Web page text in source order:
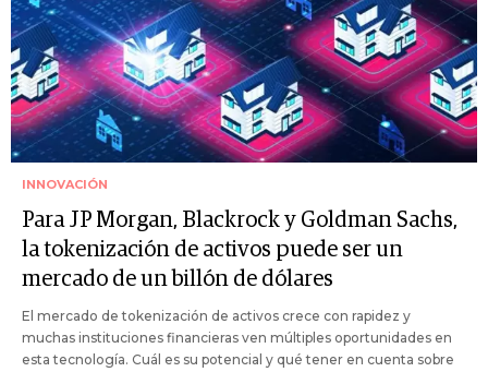
INNOVACIÓN
Para JP Morgan, Blackrock y Goldman Sachs,
la tokenización de activos puede ser un
mercado de un billón de dólares
El mercado de tokenización de activos crece con rapidez y
muchas instituciones financieras ven múltiples oportunidades en
esta tecnología. Cuál es su potencial y qué tener en cuenta sobre